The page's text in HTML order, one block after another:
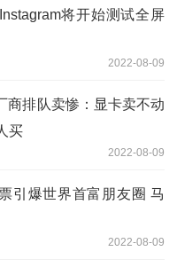
将开始测试全屏
2022-08-09
商排队卖惨：显卡卖不动
买
2022-08-09
引爆世界首富朋友圈 马
2022-08-09